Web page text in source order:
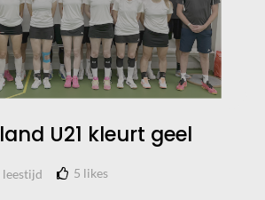
U21 kleurt geel
leestijd 5 likes